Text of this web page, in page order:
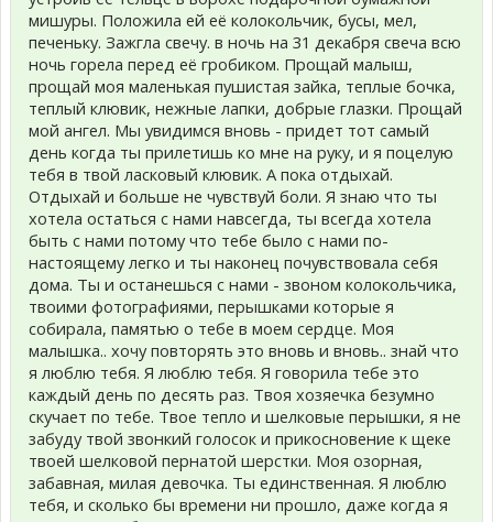
мишуры. Положила ей её колокольчик, бусы, мел,
печеньку. Зажгла свечу. в ночь на 31 декабря свеча всю
ночь горела перед её гробиком. Прощай малыш,
прощай моя маленькая пушистая зайка, теплые бочка,
теплый клювик, нежные лапки, добрые глазки. Прощай
мой ангел. Мы увидимся вновь - придет тот самый
день когда ты прилетишь ко мне на руку, и я поцелую
тебя в твой ласковый клювик. А пока отдыхай.
Отдыхай и больше не чувствуй боли. Я знаю что ты
хотела остаться с нами навсегда, ты всегда хотела
быть с нами потому что тебе было с нами по-
настоящему легко и ты наконец почувствовала себя
дома. Ты и останешься с нами - звоном колокольчика,
твоими фотографиями, перышками которые я
собирала, памятью о тебе в моем сердце. Моя
малышка.. хочу повторять это вновь и вновь.. знай что
я люблю тебя. Я люблю тебя. Я говорила тебе это
каждый день по десять раз. Твоя хозяечка безумно
скучает по тебе. Твое тепло и шелковые перышки, я не
забуду твой звонкий голосок и прикосновение к щеке
твоей шелковой пернатой шерстки. Моя озорная,
забавная, милая девочка. Ты единственная. Я люблю
тебя, и сколько бы времени ни прошло, даже когда я